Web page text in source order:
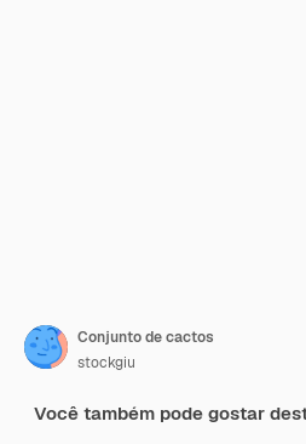
Conjunto de cactos
stockgiu
Você também pode gostar